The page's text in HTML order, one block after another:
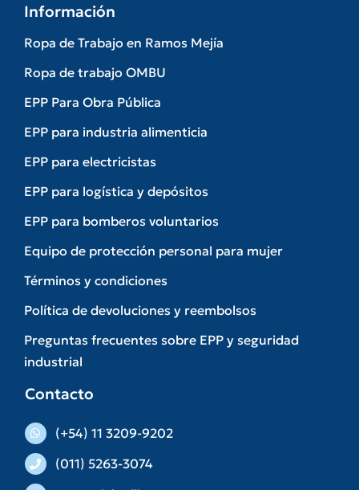
Información
Ropa de Trabajo en Ramos Mejía
Ropa de trabajo OMBU
EPP Para Obra Pública
EPP para industria alimenticia
EPP para electricistas
EPP para logística y depósitos
EPP para bomberos voluntarios
Equipo de protección personal para mujer
Términos y condiciones
Política de devoluciones y reembolsos
Preguntas frecuentes sobre EPP y seguridad
industrial
Contacto
(+54) 11 3209-9202
(011) 5263-3074